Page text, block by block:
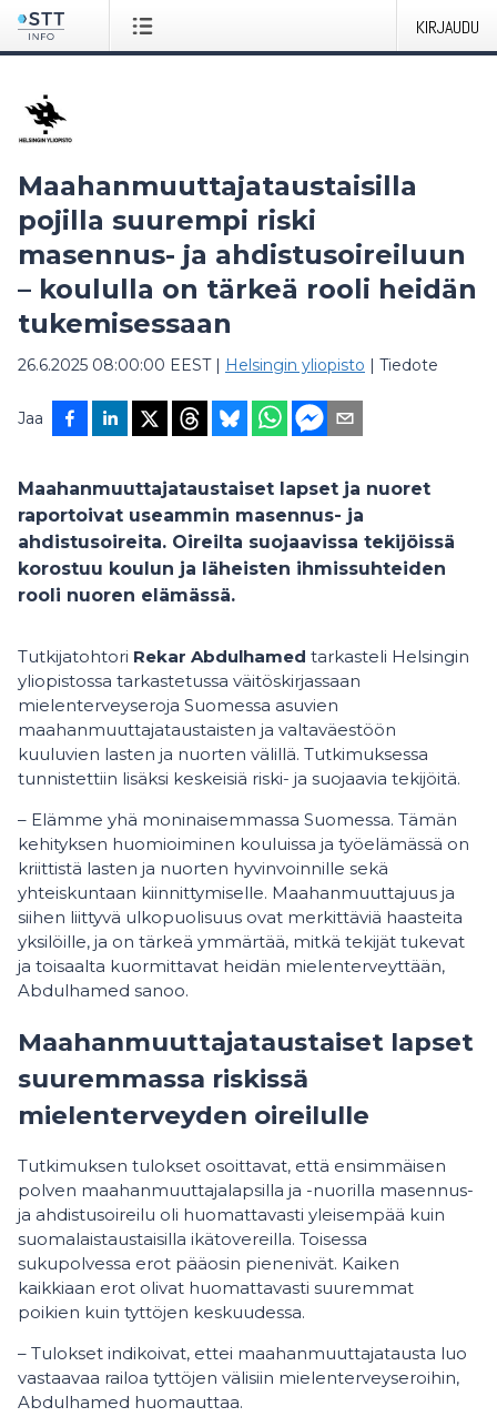
KIRJAUDU
Maahanmuuttajataustaisilla
pojilla suurempi riski
masennus- ja ahdistusoireiluun
– koululla on tärkeä rooli heidän
tukemisessaan
26.6.2025 08:00:00 EEST| Helsingin yliopisto | Tiedote
Jaa
Maahanmuuttajataustaiset lapset ja nuoret
raportoivat useammin masennus- ja
ahdistusoireita. Oireilta suojaavissa tekijöissä
korostuu koulun ja läheisten ihmissuhteiden
rooli nuoren elämässä.
Tutkijatohtori Rekar Abdulhamed tarkasteli Helsingin
yliopistossa tarkastetussa väitöskirjassaan
mielenterveyseroja Suomessa asuvien
maahanmuuttajataustaisten ja valtaväestöön
kuuluvien lasten ja nuorten välillä. Tutkimuksessa
tunnistettiin lisäksi keskeisiä riski- ja suojaavia tekijöitä.
– Elämme yhä moninaisemmassa Suomessa. Tämän
kehityksen huomioiminen kouluissa ja työelämässä on
kriittistä lasten ja nuorten hyvinvoinnille sekä
yhteiskuntaan kiinnittymiselle. Maahanmuuttajuus ja
siihen liittyvä ulkopuolisuus ovat merkittäviä haasteita
yksilöille, ja on tärkeä ymmärtää, mitkä tekijät tukevat
ja toisaalta kuormittavat heidän mielenterveyttään,
Abdulhamed sanoo.
Maahanmuuttajataustaiset lapset
suuremmassa riskissä
mielenterveyden oireilulle
Tutkimuksen tulokset osoittavat, että ensimmäisen
polven maahanmuuttajalapsilla ja -nuorilla masennus-
ja ahdistusoireilu oli huomattavasti yleisempää kuin
suomalaistaustaisilla ikätovereilla. Toisessa
sukupolvessa erot pääosin pienenivät. Kaiken
kaikkiaan erot olivat huomattavasti suuremmat
poikien kuin tyttöjen keskuudessa.
– Tulokset indikoivat, ettei maahanmuuttajatausta luo
vastaavaa railoa tyttöjen välisiin mielenterveyseroihin,
Abdulhamed huomauttaa.